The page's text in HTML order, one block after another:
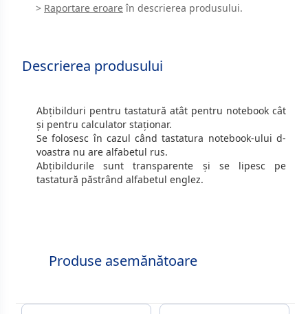
> Raportare eroareîn descrierea produsului.
Descrierea produsului
Abțibilduri pentru tastatură atât pentru notebook cât
și pentru calculator staționar.
Se folosesc în cazul când tastatura notebook-ului d-
voastra nu are alfabetul rus.
Abțibildurile sunt transparente și se lipesc pe
tastatură păstrând alfabetul englez.
Produse asemănătoare